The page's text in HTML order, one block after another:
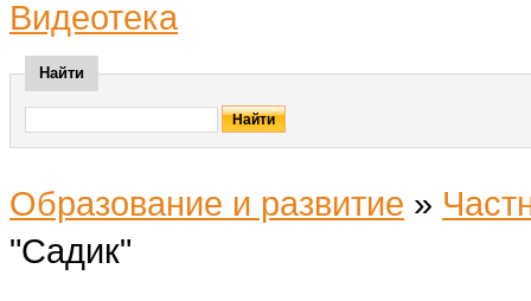
Видеотека
Найти
Образование и развитие »
"Садик"